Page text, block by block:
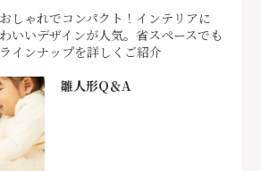
しゃれでコンパクト！インテリアに
いいデザインが人気。省スペースでも
インナップを詳しくご紹介
雛人形Q＆A